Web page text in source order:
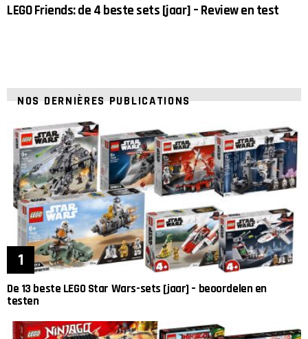
LEGO Friends: de 4 beste sets [jaar] – Review en test
NOS DERNIÈRES PUBLICATIONS
De 13 beste LEGO Star Wars-sets [jaar] – beoordelen en
testen